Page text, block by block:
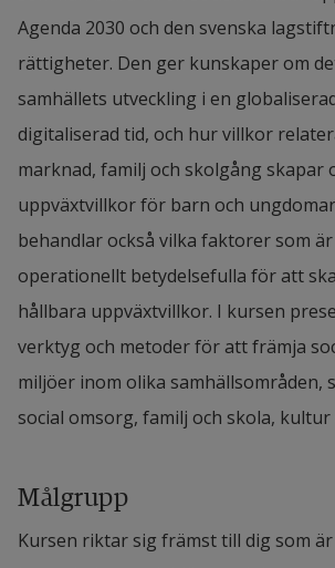
Agenda 2030 och den svenska
rättigheter. Den ger kunskaper om
samhällets utveckling i en
digitaliserad tid, och hur villkor
marknad, familj och skolgång skapar
uppväxtvillkor för barn och
behandlar också vilka faktorer som
operationellt betydelsefulla för att
hållbara uppväxtvillkor. I kursen
verktyg och metoder för att främja
miljöer inom olika samhällsområden,
social omsorg, familj och skola,
Målgrupp
Kursen riktar sig främst till dig som